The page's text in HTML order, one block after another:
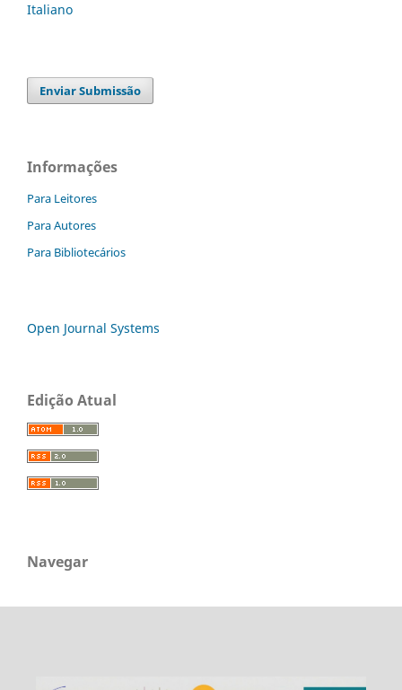
Italiano
Enviar Submissão
Informações
Para Leitores
Para Autores
Para Bibliotecários
Open Journal Systems
Edição Atual
Navegar